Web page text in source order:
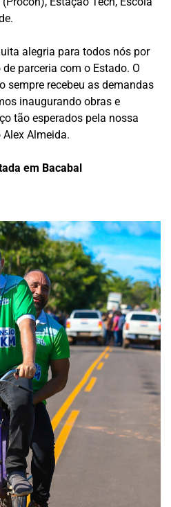
alegria para todos nós por
parceria com o Estado. O
sempre recebeu as demandas
inaugurando obras e
tão esperados pela nossa
Almeida.
em Bacabal